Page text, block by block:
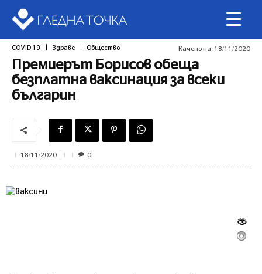
COVID 19 Здраве Общество Качено на: 18/11/2020
Премиерът Борисов обеща
безплатна ваксинация за всеки
българин
18/11/2020 0